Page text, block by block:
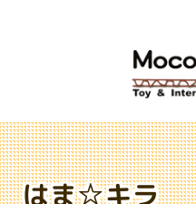
はま☆キラ